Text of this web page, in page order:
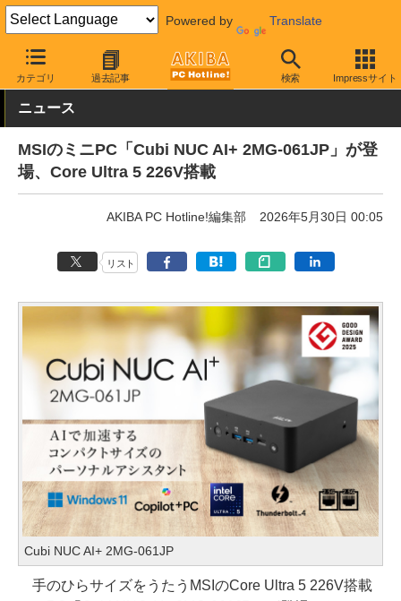
Powered by Translate
カテゴリ 過去記事 検索 Impressサイト
AKIBA PC Hotline! PC本体・ソフト 小型PC
ニュース
MSIのミニPC「Cubi NUC AI+ 2MG-061JP」が登
場、Core Ultra 5 226V搭載
AKIBA PC Hotline!編集部 2026年5月30日 00:05
リスト
Cubi NUC AI+ 2MG-061JP
手のひらサイズをうたうMSIのCore Ultra 5 226V搭載